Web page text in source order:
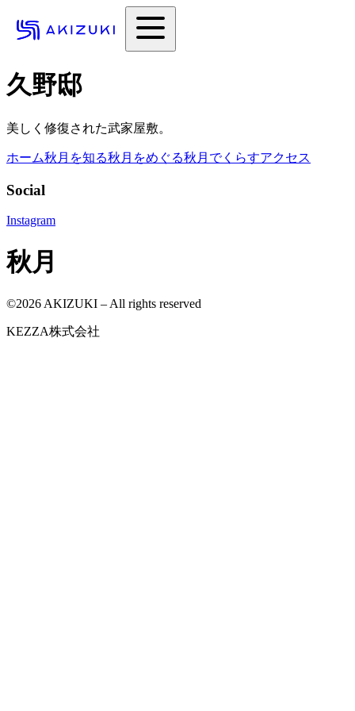
久野邸
美しく修復された武家屋敷。
ホーム秋月を知る秋月をめぐる秋月でくらすアクセス
Social
Instagram
秋月
©2026 AKIZUKI – All rights reserved
KEZZA株式会社